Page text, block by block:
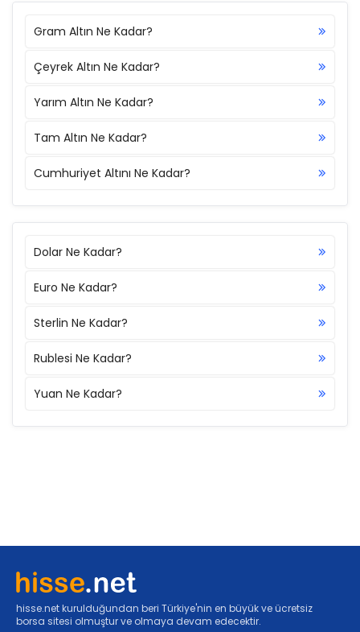
Gram Altın Ne Kadar?
Çeyrek Altın Ne Kadar?
Yarım Altın Ne Kadar?
Tam Altın Ne Kadar?
Cumhuriyet Altını Ne Kadar?
Dolar Ne Kadar?
Euro Ne Kadar?
Sterlin Ne Kadar?
Rublesi Ne Kadar?
Yuan Ne Kadar?
hisse.net kurulduğundan beri Türkiye'nin en büyük ve ücretsiz
borsa sitesi olmuştur ve olmaya devam edecektir.